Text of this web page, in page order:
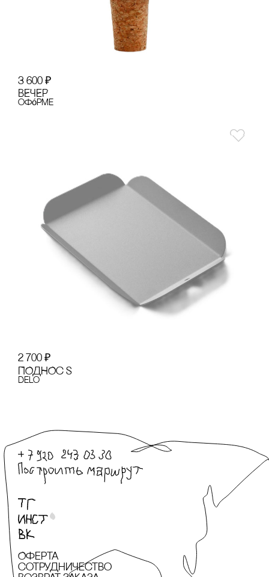
3 600 ₽
ВЕЧЕР
офóрме
2 700 ₽
ПОДНОс S
Delo
Оферта
сотрудничество